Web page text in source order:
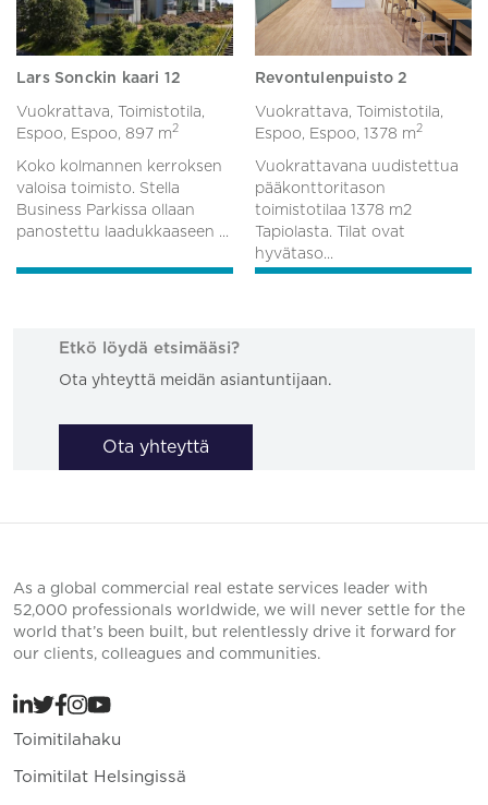
Lars Sonckin kaari 12
Vuokrattava, Toimistotila,
Espoo, Espoo, 897 m2
Koko kolmannen kerroksen
valoisa toimisto. Stella
Business Parkissa ollaan
panostettu laadukkaaseen ...
Revontulenpuisto 2
Vuokrattava, Toimistotila,
Espoo, Espoo, 1378 m2
Vuokrattavana uudistettua
pääkonttoritason
toimistotilaa 1378 m2
Tapiolasta. Tilat ovat
hyvätaso...
Etkö löydä etsimääsi?
Ota yhteyttä meidän asiantuntijaan.
Ota yhteyttä
As a global commercial real estate services leader with
52,000 professionals worldwide, we will never settle for the
world that’s been built, but relentlessly drive it forward for
our clients, colleagues and communities.
Toimitilahaku
Toimitilat Helsingissä